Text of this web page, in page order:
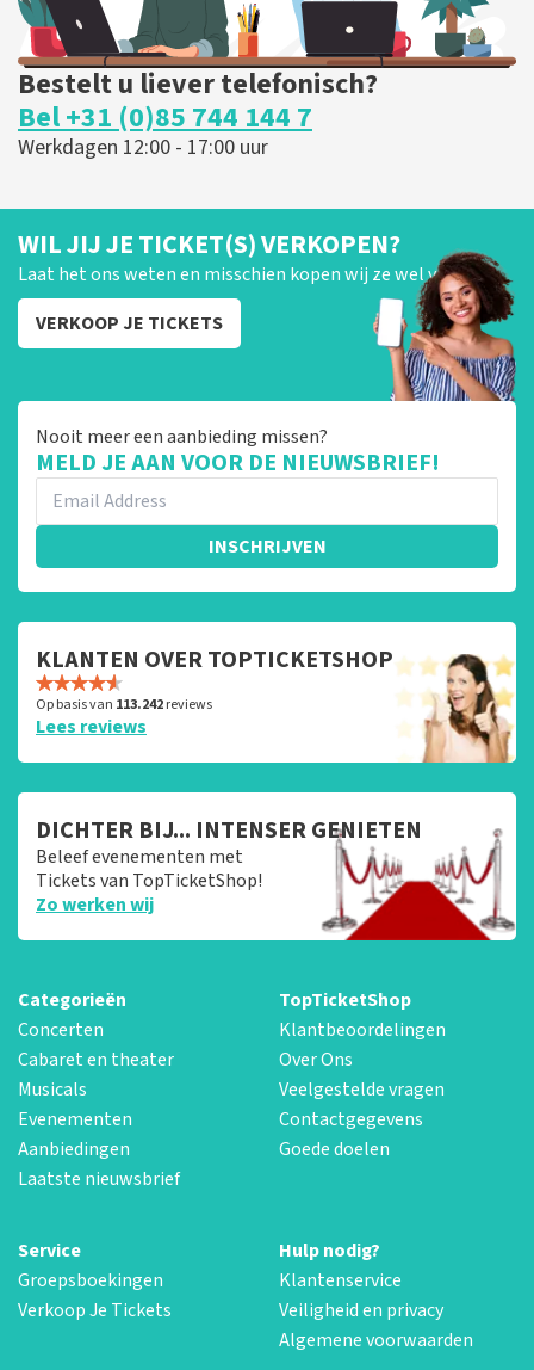
Bestelt u liever telefonisch?
Bel +31 (0)85 744 144 7
Werkdagen 12:00 - 17:00 uur
WIL JIJ JE TICKET(S) VERKOPEN?
Laat het ons weten en misschien kopen wij ze wel van je!
VERKOOP JE TICKETS
Nooit meer een aanbieding missen?
MELD JE AAN VOOR DE NIEUWSBRIEF!
INSCHRIJVEN
KLANTEN OVER TOPTICKETSHOP
Op basis van 113.242reviews
Lees reviews
DICHTER BIJ... INTENSER GENIETEN
Beleef evenementen met
Tickets van TopTicketShop!
Zo werken wij
Categorieën
Concerten
Cabaret en theater
Musicals
Evenementen
Aanbiedingen
Laatste nieuwsbrief
TopTicketShop
Klantbeoordelingen
Over Ons
Veelgestelde vragen
Contactgegevens
Goede doelen
Service
Groepsboekingen
Verkoop Je Tickets
Hulp nodig?
Klantenservice
Veiligheid en privacy
Algemene voorwaarden